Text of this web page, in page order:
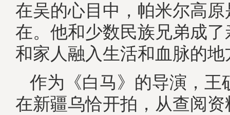
在吴的心目中，帕米尔高
在。他和少数民族兄弟成
和家人融入生活和血脉的地
作为《白马》的导演，王
在新疆乌恰开拍，从查阅